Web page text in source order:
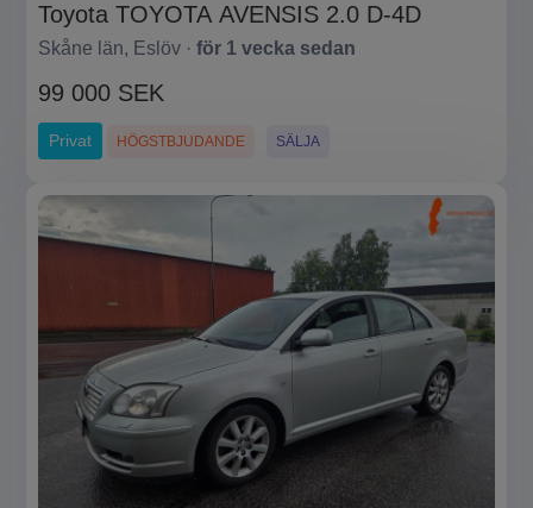
Toyota TOYOTA AVENSIS 2.0 D-4D
Skåne län, Eslöv · för 1 vecka sedan
99 000 SEK
Privat HÖGSTBJUDANDE SÄLJA